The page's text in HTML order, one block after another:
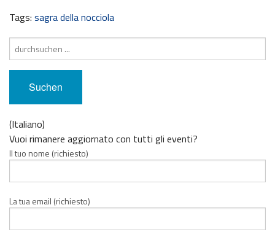
Tags: sagra della nocciola
Suche
nach:
(Italiano)
Vuoi rimanere aggiornato con tutti gli eventi?
Il tuo nome (richiesto)
La tua email (richiesto)